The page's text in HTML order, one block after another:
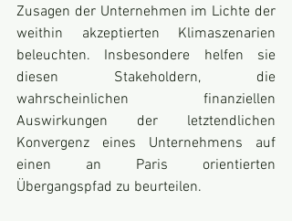
Zusagen der Unternehmen im Lichte der
weithin akzeptierten Klimaszenarien
beleuchten. Insbesondere helfen sie
diesen Stakeholdern, die
wahrscheinlichen finanziellen
Auswirkungen der letztendlichen
Konvergenz eines Unternehmens auf
einen an Paris orientierten
Übergangspfad zu beurteilen.